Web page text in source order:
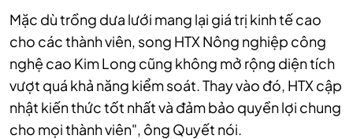
Mặc dù trồng dưa lưới mang lại giá trị kinh tế cao
cho các thành viên, song HTX Nông nghiệp công
nghệ cao Kim Long cũng không mở rộng diện tích
vượt quá khả năng kiểm soát. Thay vào đó, HTX cập
nhật kiến thức tốt nhất và đảm bảo quyền lợi chung
cho mọi thành viên", ông Quyết nói.